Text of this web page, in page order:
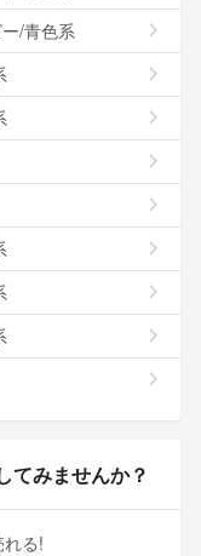
/青色系
てみませんか？
る!